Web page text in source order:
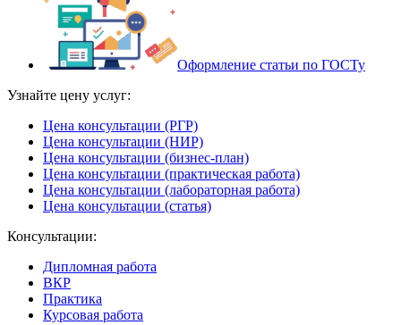
Оформление статьи по ГОСТу
Узнайте цену услуг:
Цена консультации (РГР)
Цена консультации (НИР)
Цена консультации (бизнес-план)
Цена консультации (практическая работа)
Цена консультации (лабораторная работа)
Цена консультации (статья)
Консультации:
Дипломная работа
ВКР
Практика
Курсовая работа